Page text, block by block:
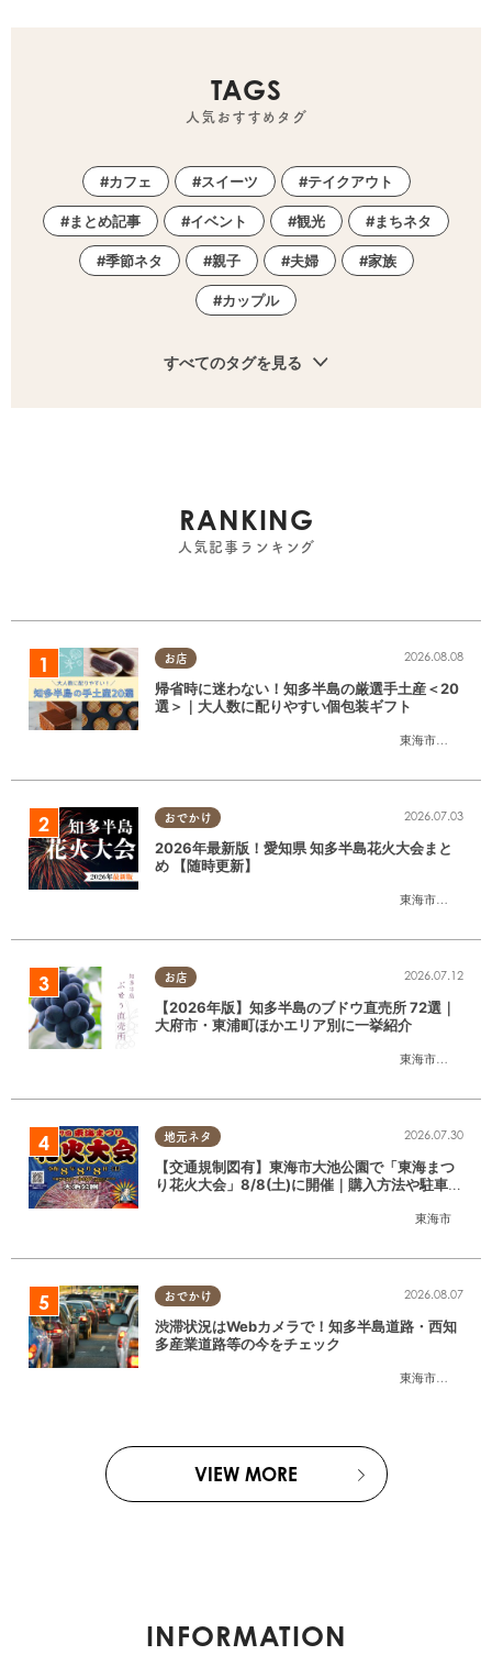
TAGS
人気おすすめタグ
カフェ スイーツ テイクアウト
まとめ記事 イベント 観光 まちネタ
季節ネタ 親子 夫婦 家族
カップル
すべてのタグを見る
RANKING
人気記事ランキング
お店
東海市
,大府市
2026.08.08
帰省時に迷わない！知多半島の厳選手土産＜20
選＞｜大人数に配りやすい個包装ギフト
おでかけ
東海市
,大府市
2026.07.03
2026年最新版！愛知県 知多半島花火大会まと
め 【随時更新】
お店
東海市
,大府市
2026.07.12
【2026年版】知多半島のブドウ直売所 72選｜
大府市・東浦町ほかエリア別に一挙紹介
地元ネタ
東海市
2026.07.30
【交通規制図有】東海市大池公園で「東海まつ
り花火大会」8/8(土)に開催｜購入方法や駐車場
おでかけ
東海市
,大府市
2026.08.07
渋滞状況はWebカメラで！知多半島道路・西知
多産業道路等の今をチェック
VIEW MORE
INFORMATION